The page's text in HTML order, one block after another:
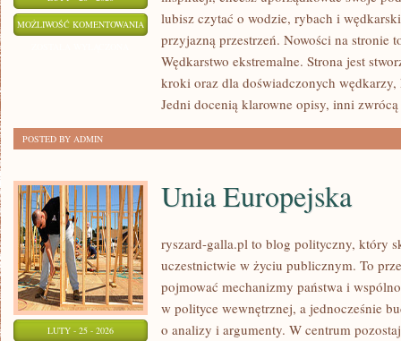
MOŻLIWOŚĆ KOMENTOWANIA RZEKI
JEZIORA
POLSKI
lubisz czytać o wodzie, rybach i
przyjazną przestrzeń. Nowości na stronie
Wędkarstwo ekstremalne. Strona jest
kroki oraz dla doświadczonych
Jedni docenią klarowne opisy, inni
POSTED BY ADMIN
LUTY - 25 - 2026
Unia Europejska
ryszard-galla.pl to blog polityczny, który
uczestnictwie w życiu publicznym. To
pojmować mechanizmy państwa i
w polityce wewnętrznej, a jednocześnie
o analizy i argumenty. W centrum